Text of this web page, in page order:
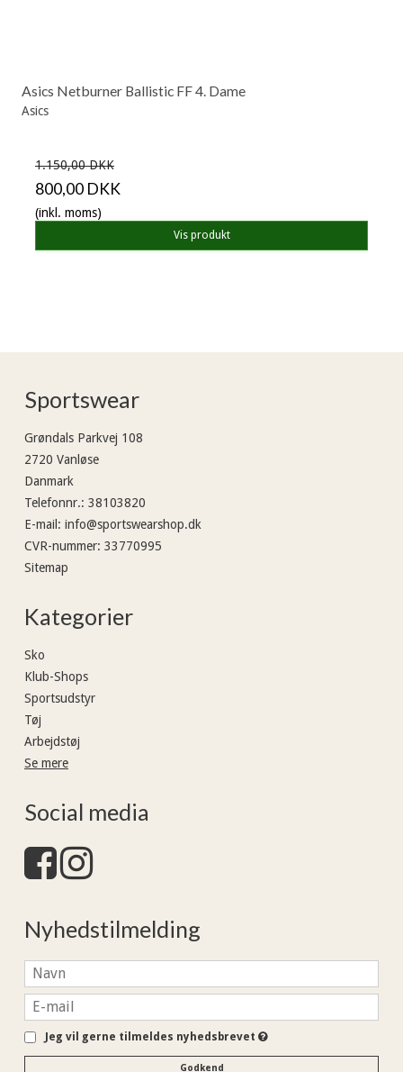
Asics Netburner Ballistic FF 4. Dame
Asics
1.150,00 DKK
800,00 DKK
(inkl. moms)
Vis produkt
Sportswear
Grøndals Parkvej 108
2720 Vanløse
Danmark
Telefonnr.: 38103820
E-mail : info@sportswearshop.dk
CVR-nummer: 33770995
Sitemap
Kategorier
Sko
Klub-Shops
Sportsudstyr
Tøj
Arbejdstøj
Se mere
Social media
Nyhedstilmelding
Jeg vil gerne tilmeldes nyhedsbrevet
Godkend